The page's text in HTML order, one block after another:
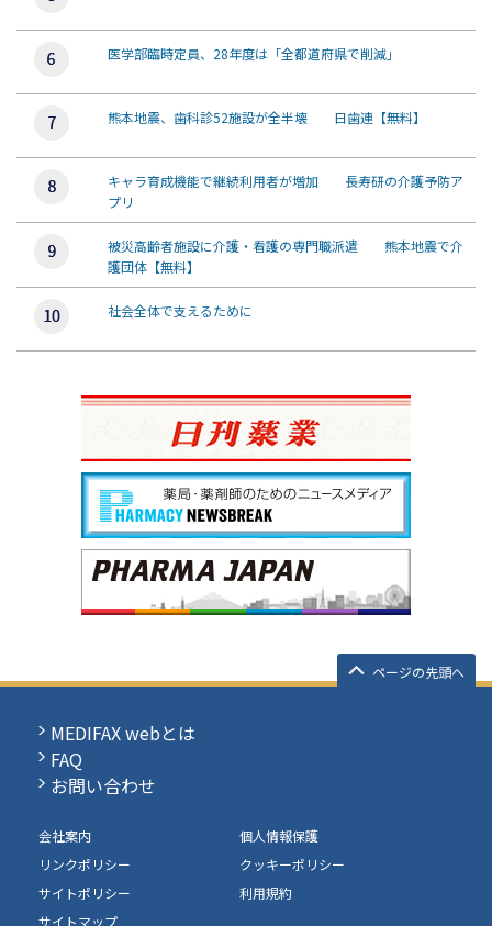
医学部臨時定員、28年度は「全都道府県で削減」
熊本地震、歯科診52施設が全半壊 日歯連【無料】
キャラ育成機能で継続利用者が増加 長寿研の介護予防ア
プリ
被災高齢者施設に介護・看護の専門職派遣 熊本地震で介
護団体【無料】
社会全体で支えるために
ページの先頭へ
MEDIFAX webとは
FAQ
お問い合わせ
会社案内
個人情報保護
リンクポリシー
クッキーポリシー
サイトポリシー
利用規約
サイトマップ